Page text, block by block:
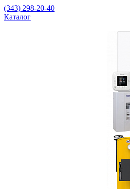
(343) 298-20-40
Каталог